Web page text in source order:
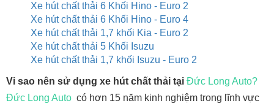
Xe hút chất thải 6 Khối Hino - Euro 2
Xe hút chất thải 6 Khối Hino - Euro 4
Xe hút chất thải 1,7 khối Kia - Euro 2
Xe hút chất thải 5 Khối Isuzu
Xe hút chất thải 1,7 khối Isuzu - Euro 2
Vi sao nên sử dụng xe hút chất thải tại Đức Long Auto?
Đức Long Auto có hơn 15 năm kinh nghiệm trong lĩnh vực